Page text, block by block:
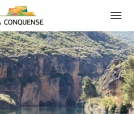
BUSCAR RECURSOS
PATRIMONIO
NATURALEZA